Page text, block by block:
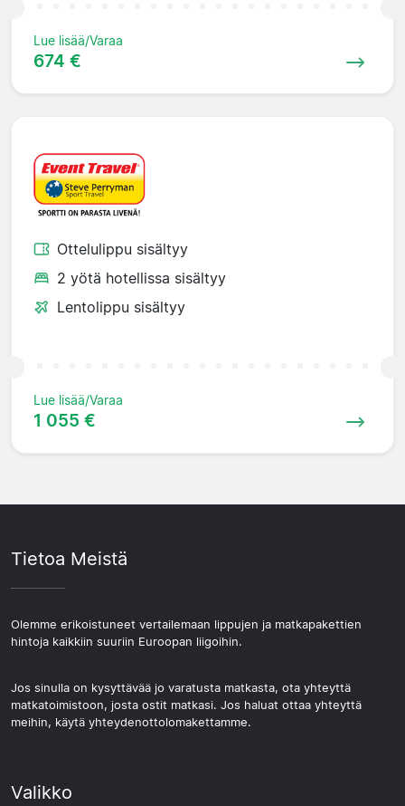
Lue lisää/Varaa
674 €
Ottelulippu sisältyy
2 yötä hotellissa sisältyy
Lentolippu sisältyy
Lue lisää/Varaa
1 055 €
Tietoa Meistä
Olemme erikoistuneet vertailemaan lippujen ja matkapakettien
hintoja kaikkiin suuriin Euroopan liigoihin.
Jos sinulla on kysyttävää jo varatusta matkasta, ota yhteyttä
matkatoimistoon, josta ostit matkasi. Jos haluat ottaa yhteyttä
meihin, käytä yhteydenottolomakettamme.
Valikko